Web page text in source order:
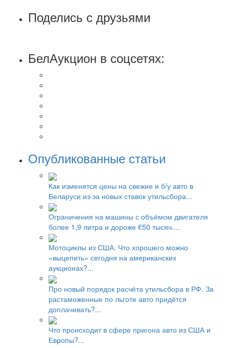
Поделись с друзьями
БелАукцион в соцсетях:
Опубликованные статьи
Как изменятся цены на свежие и б/у авто в
Беларуси из-за новых ставок утильсбора...
Ограничения на машины с объёмом двигателя
более 1,9 литра и дороже €50 тысяч....
Мотоциклы из США. Что хорошего можно
«выцепить» сегодня на американских
аукционах?...
Про новый порядок расчёта утильсбора в РФ. За
растаможенные по льготе авто придётся
доплачивать?...
Что происходит в сфере пригона авто из США и
Европы?...